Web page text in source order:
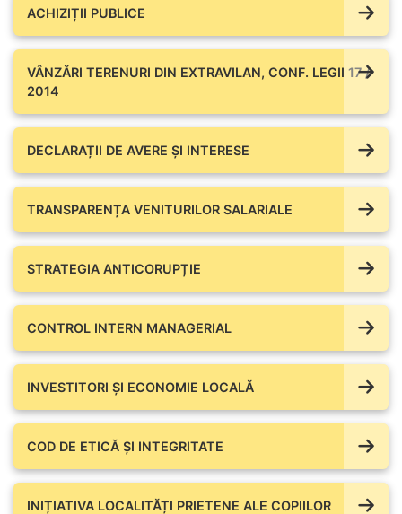
ACHIZIȚII PUBLICE
VÂNZĂRI TERENURI DIN EXTRAVILAN, CONF. LEGII 17 /
2014
DECLARAȚII DE AVERE ŞI INTERESE
TRANSPARENȚA VENITURILOR SALARIALE
STRATEGIA ANTICORUPȚIE
CONTROL INTERN MANAGERIAL
INVESTITORI ȘI ECONOMIE LOCALĂ
COD DE ETICĂ ȘI INTEGRITATE
INIȚIATIVA LOCALITĂȚI PRIETENE ALE COPIILOR